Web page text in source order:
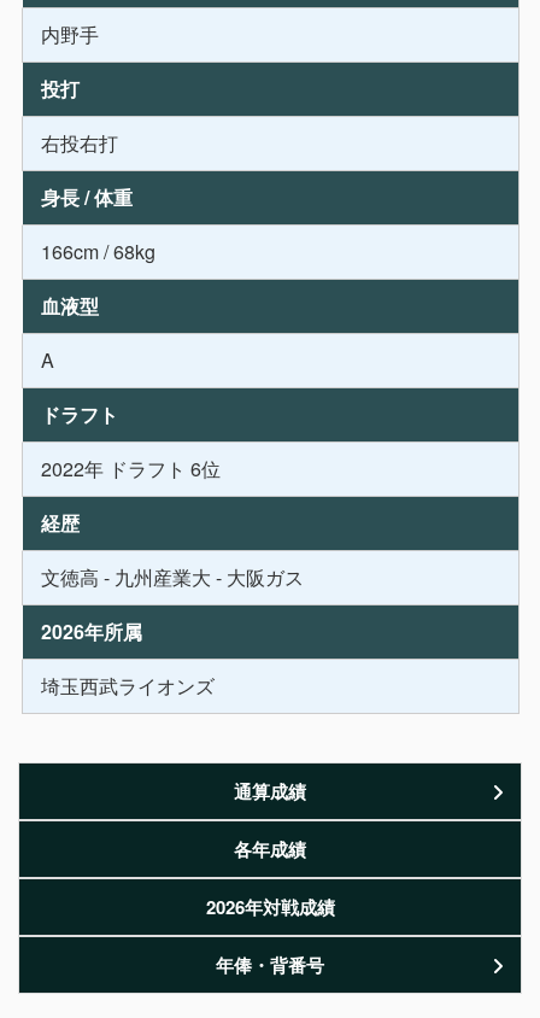
内野手
投打
右投右打
身長 / 体重
166cm / 68kg
血液型
A
ドラフト
2022年 ドラフト 6位
経歴
文徳高 - 九州産業大 - 大阪ガス
2026年所属
埼玉西武ライオンズ
通算成績
各年成績
2026年対戦成績
年俸・背番号